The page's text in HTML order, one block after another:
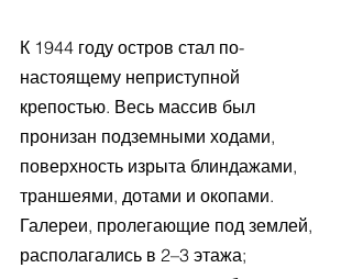
К 1944 году остров стал по-
настоящему неприступной
крепостью. Весь массив был
пронизан подземными ходами,
поверхность изрыта блиндажами,
траншеями, дотами и окопами.
Галереи, пролегающие под землей,
располагались в 2–3 этажа;